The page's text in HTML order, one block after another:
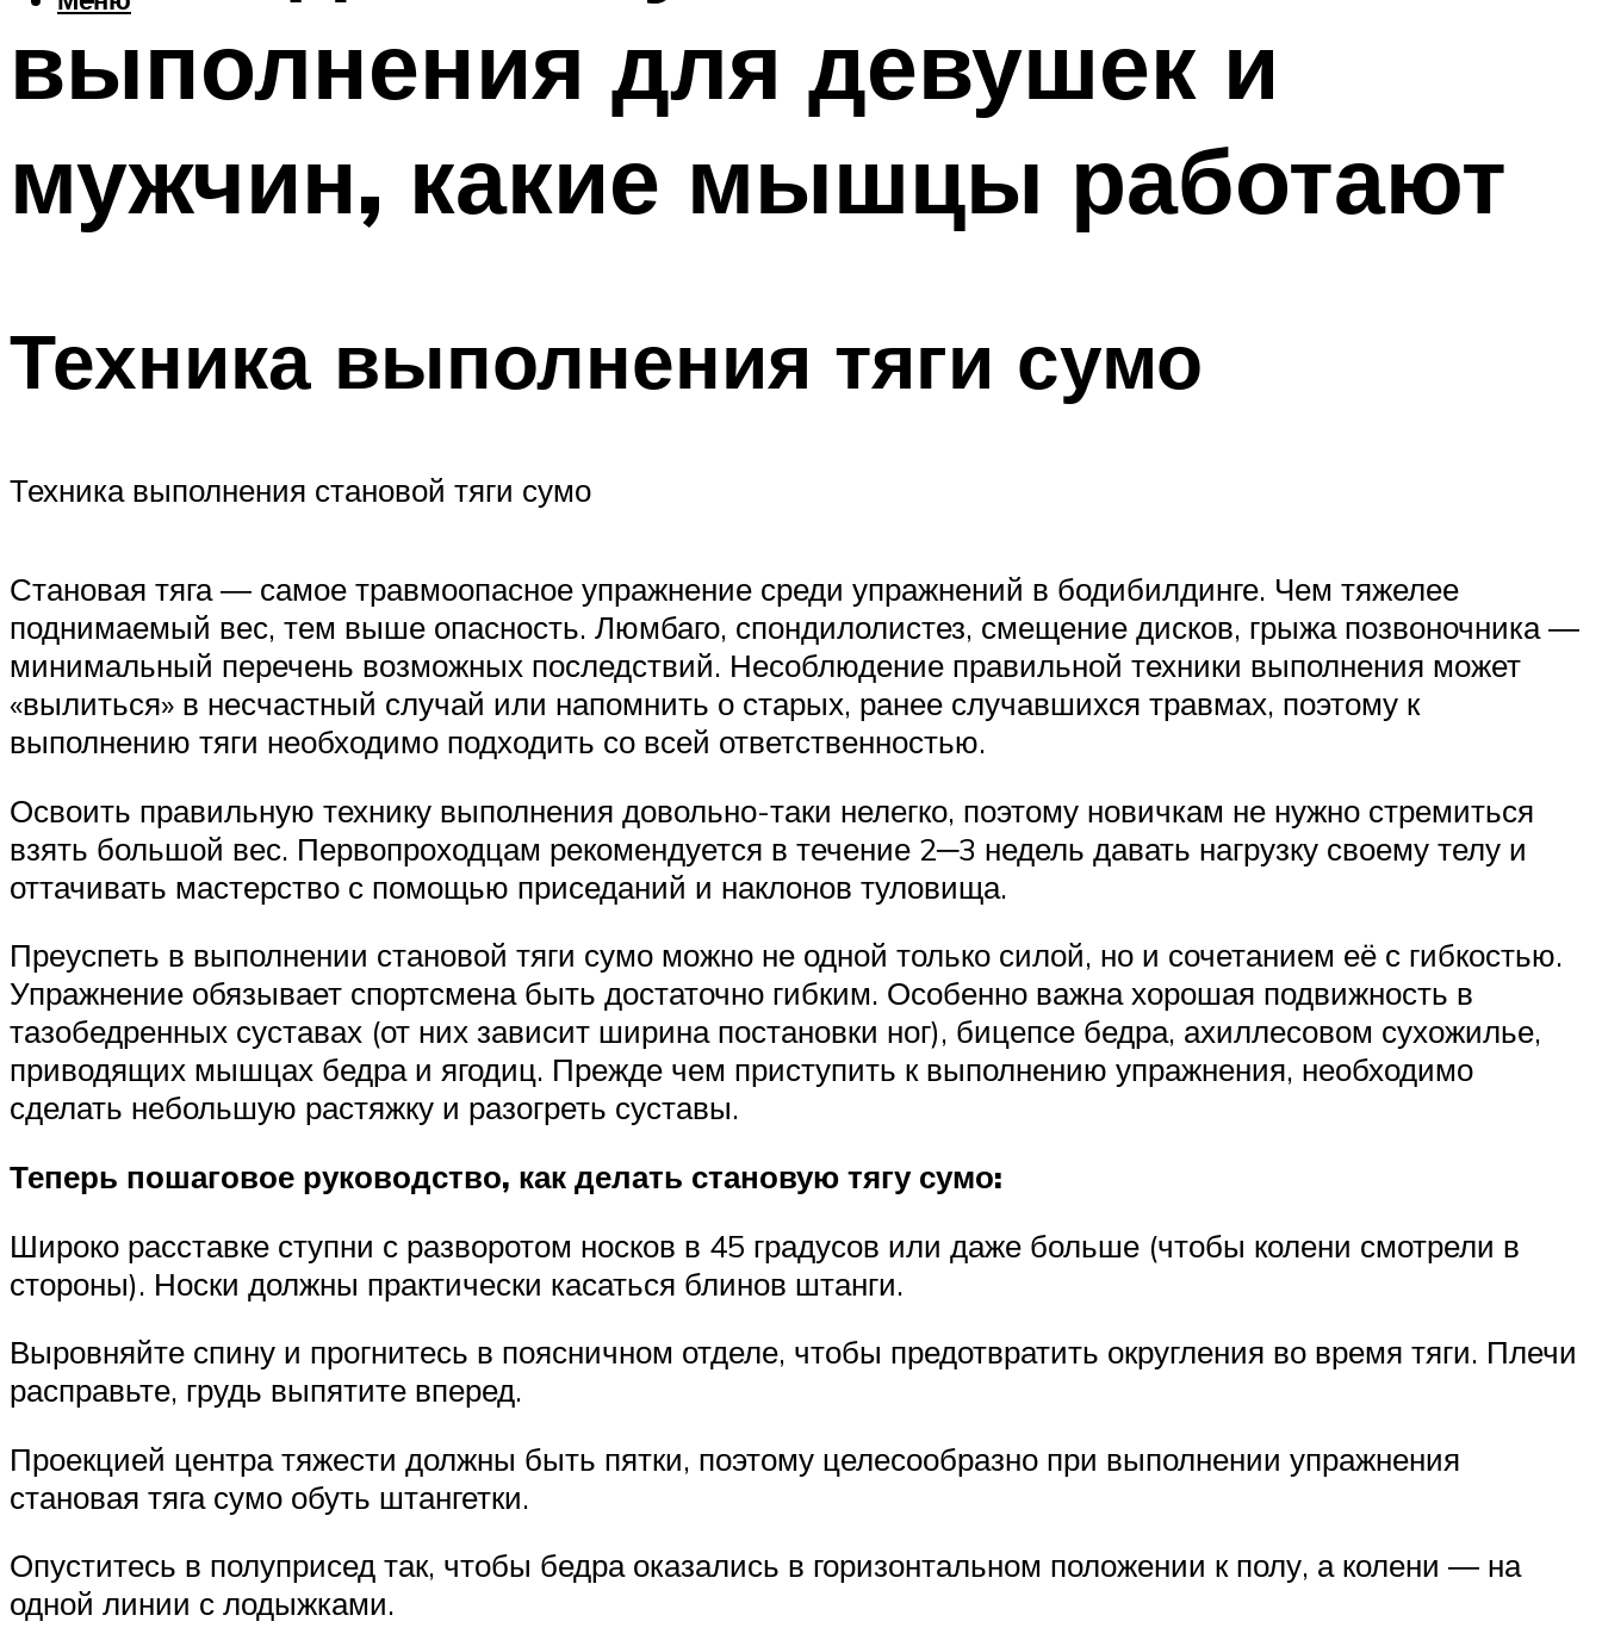
выполнения для девушек и
мужчин, какие мышцы работают
Техника выполнения тяги сумо
Техника выполнения становой тяги сумо
Становая тяга ― самое травмоопасное упражнение среди упражнений в бодибилдинге. Чем тяжелее
поднимаемый вес, тем выше опасность. Люмбаго, спондилолистез, смещение дисков, грыжа позвоночника ―
минимальный перечень возможных последствий. Несоблюдение правильной техники выполнения может
«вылиться» в несчастный случай или напомнить о старых, ранее случавшихся травмах, поэтому к
выполнению тяги необходимо подходить со всей ответственностью.
Освоить правильную технику выполнения довольно-таки нелегко, поэтому новичкам не нужно стремиться
взять большой вес. Первопроходцам рекомендуется в течение 2─3 недель давать нагрузку своему телу и
оттачивать мастерство с помощью приседаний и наклонов туловища.
Преуспеть в выполнении становой тяги сумо можно не одной только силой, но и сочетанием её с гибкостью.
Упражнение обязывает спортсмена быть достаточно гибким. Особенно важна хорошая подвижность в
тазобедренных суставах (от них зависит ширина постановки ног), бицепсе бедра, ахиллесовом сухожилье,
приводящих мышцах бедра и ягодиц. Прежде чем приступить к выполнению упражнения, необходимо
сделать небольшую растяжку и разогреть суставы.
Теперь пошаговое руководство, как делать становую тягу сумо:
Широко расставке ступни с разворотом носков в 45 градусов или даже больше (чтобы колени смотрели в
стороны). Носки должны практически касаться блинов штанги.
Выровняйте спину и прогнитесь в поясничном отделе, чтобы предотвратить округления во время тяги. Плечи
расправьте, грудь выпятите вперед.
Проекцией центра тяжести должны быть пятки, поэтому целесообразно при выполнении упражнения
становая тяга сумо обуть штангетки.
Опуститесь в полуприсед так, чтобы бедра оказались в горизонтальном положении к полу, а колени ― на
одной линии с лодыжками.